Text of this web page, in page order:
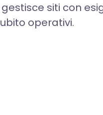
siti con
operativi.